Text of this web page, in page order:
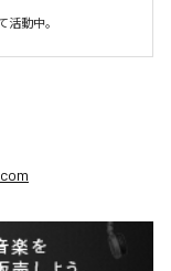
動中。